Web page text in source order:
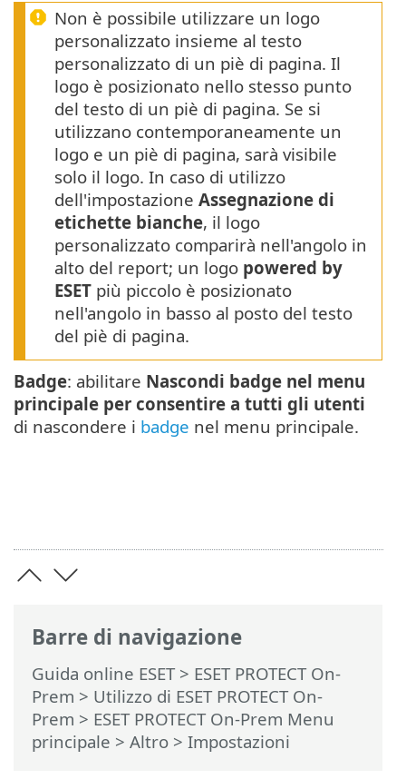
Barre di navigazione
Guida online ESET> ESET PROTECT On-
Prem > Utilizzo di ESET PROTECT On-
Prem > ESET PROTECT On-Prem Menu
principale > Altro > Impostazioni
Non è possibile utilizzare un logo
personalizzato insieme al testo
personalizzato di un piè di pagina. Il
logo è posizionato nello stesso punto
del testo di un piè di pagina. Se si
utilizzano contemporaneamente un
logo e un piè di pagina, sarà visibile
solo il logo. In caso di utilizzo
dell'impostazione Assegnazione di
etichette bianche, il logo
personalizzato comparirà nell'angolo in
alto del report; un logo powered by
ESET più piccolo è posizionato
nell'angolo in basso al posto del testo
del piè di pagina.
Badge: abilitare Nascondi badge nel menu
principale per consentire a tutti gli utenti
di nascondere i badge nel menu principale.